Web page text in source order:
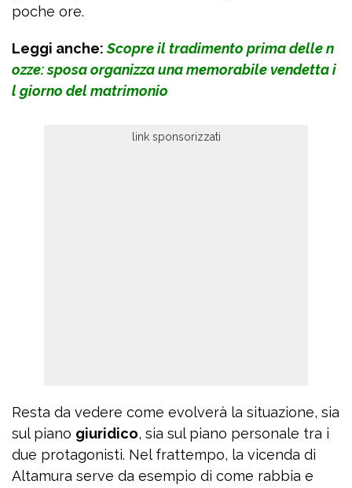
poche ore.
Leggi anche:Scopre il tradimento prima delle n
ozze: sposa organizza una memorabile vendetta i
l giorno del matrimonio
Resta da vedere come evolverà la situazione, sia
sul piano giuridico, sia sul piano personale tra i
due protagonisti. Nel frattempo, la vicenda di
Altamura serve da esempio di come rabbia e